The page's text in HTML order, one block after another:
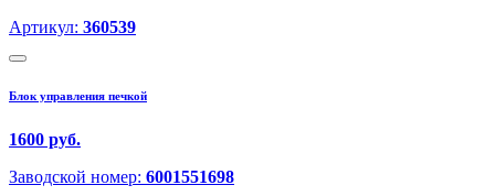
Артикул: 360539
Блок управления печкой
1600 руб.
Заводской номер: 6001551698